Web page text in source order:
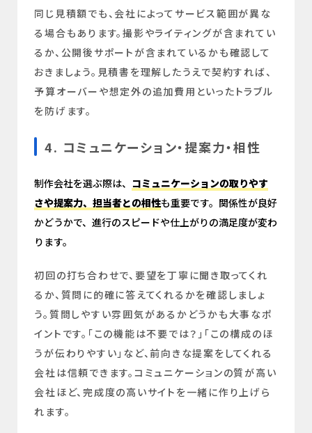
同じ見積額でも、会社によってサービス範囲が異な
る場合もあります。撮影やライティングが含まれてい
るか、公開後サポートが含まれているかも確認して
おきましょう。見積書を理解したうえで契約すれば、
予算オーバーや想定外の追加費用といったトラブル
を防げます。
4. コミュニケーション・提案力・相性
制作会社を選ぶ際は、 コミュニケーションの取りやす
さや提案力、担当者との相性も重要です。関係性が良好
かどうかで、進行のスピードや仕上がりの満足度が変わ
ります。
初回の打ち合わせで、要望を丁寧に聞き取ってくれ
るか、質問に的確に答えてくれるかを確認しましょ
う。質問しやすい雰囲気があるかどうかも大事なポ
イントです。「この機能は不要では？」「この構成のほ
うが伝わりやすい」など、前向きな提案をしてくれる
会社は信頼できます。コミュニケーションの質が高い
会社ほど、完成度の高いサイトを一緒に作り上げら
れます。